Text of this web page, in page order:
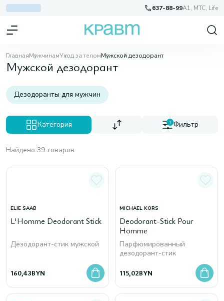
637-88-99A1, МТС, Life
ГлавнаяМужчинамУход за теломМужской дезодорант
Мужской дезодорант
Дезодоранты для мужчин
Категория 1 Фильтр
Найдено 39 товаров
ELIE SAAB
L'Homme Deodorant Stick
Дезодорант-стик мужской
160,43BYN
MICHAEL KORS
Deodorant-Stick Pour
Homme
Парфюмированный
дезодорант-стик
115,02BYN